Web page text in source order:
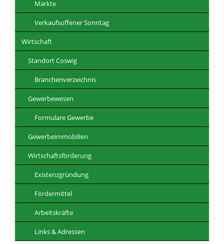
Märkte
Verkaufsoffener Sonntag
Wirtschaft
Standort Coswig
Branchenverzeichnis
Gewerbewesen
Formulare Gewerbe
Gewerbeimmobilien
Wirtschaftsförderung
Existenzgründung
Fördermittel
Arbeitskräfte
Links & Adressen